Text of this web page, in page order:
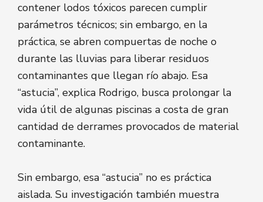
contener lodos tóxicos parecen cumplir
parámetros técnicos; sin embargo, en la
práctica, se abren compuertas de noche o
durante las lluvias para liberar residuos
contaminantes que llegan río abajo. Esa
“astucia”, explica Rodrigo, busca prolongar la
vida útil de algunas piscinas a costa de gran
cantidad de derrames provocados de material
contaminante.
Sin embargo, esa “astucia” no es práctica
aislada. Su investigación también muestra